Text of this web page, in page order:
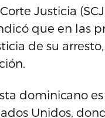
Justicia
que en las
de su
dominicano
Unidos,